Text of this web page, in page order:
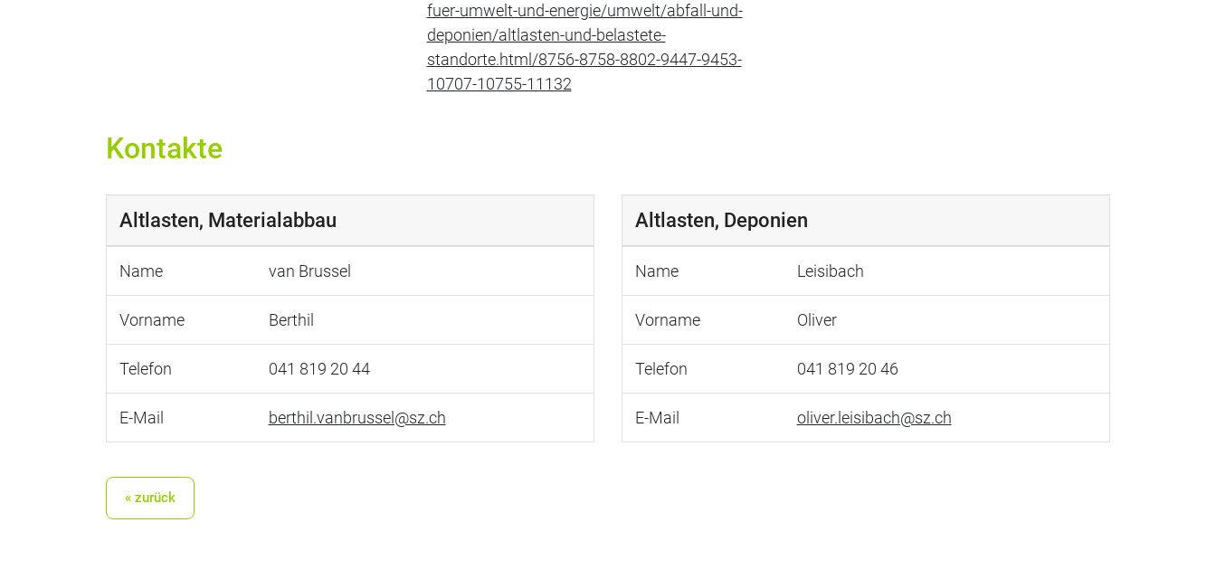
fuer-umwelt-und-energie/umwelt/abfall-und-
deponien/altlasten-und-belastete-
standorte.html/8756-8758-8802-9447-9453-
10707-10755-11132
Kontakte
Altlasten, Materialabbau
Name van Brussel
Vorname Berthil
Telefon 041 819 20 44
E-Mail berthil.vanbrussel@sz.ch
Altlasten, Deponien
Name Leisibach
Vorname Oliver
Telefon 041 819 20 46
E-Mail oliver.leisibach@sz.ch
« zurück